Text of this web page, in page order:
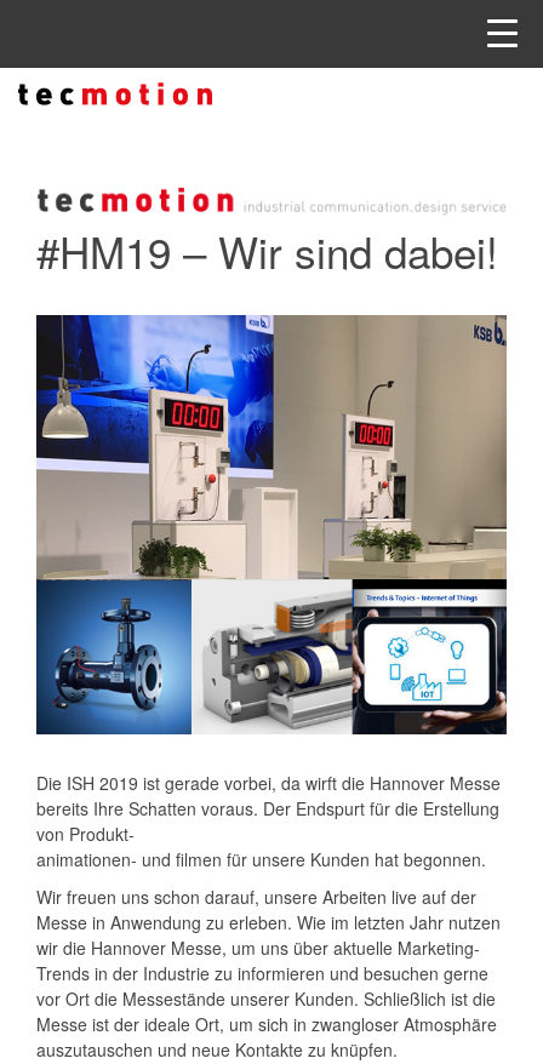
#HM19 – Wir sind dabei!
Die ISH 2019 ist gerade vorbei, da wirft die Hannover Messe
bereits Ihre Schatten voraus. Der Endspurt für die Erstellung
von Produkt-
animationen- und filmen für unsere Kunden hat begonnen.
Wir freuen uns schon darauf, unsere Arbeiten live auf der
Messe in Anwendung zu erleben. Wie im letzten Jahr nutzen
wir die Hannover Messe, um uns über aktuelle Marketing-
Trends in der Industrie zu informieren und besuchen gerne
vor Ort die Messestände unserer Kunden. Schließlich ist die
Messe ist der ideale Ort, um sich in zwangloser Atmosphäre
auszutauschen und neue Kontakte zu knüpfen.